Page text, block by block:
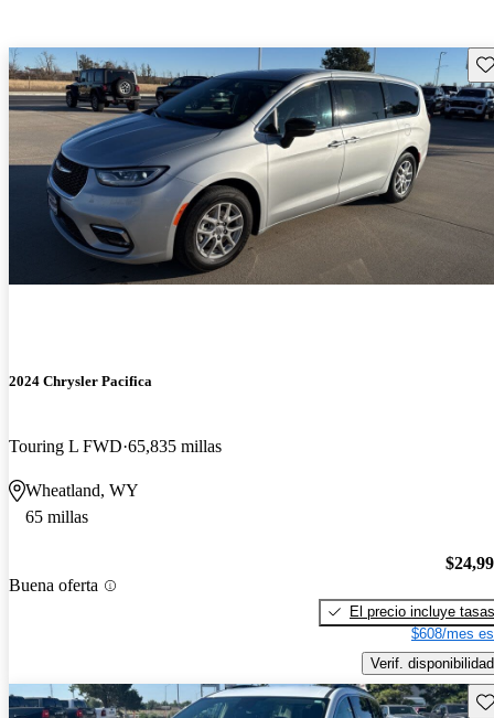
2024 Chrysler Pacifica
Touring L FWD 65,835 millas
Wheatland, WY
65 millas
Buena oferta
El precio incluye tasas
$608/mes
Verif. disponibilidad